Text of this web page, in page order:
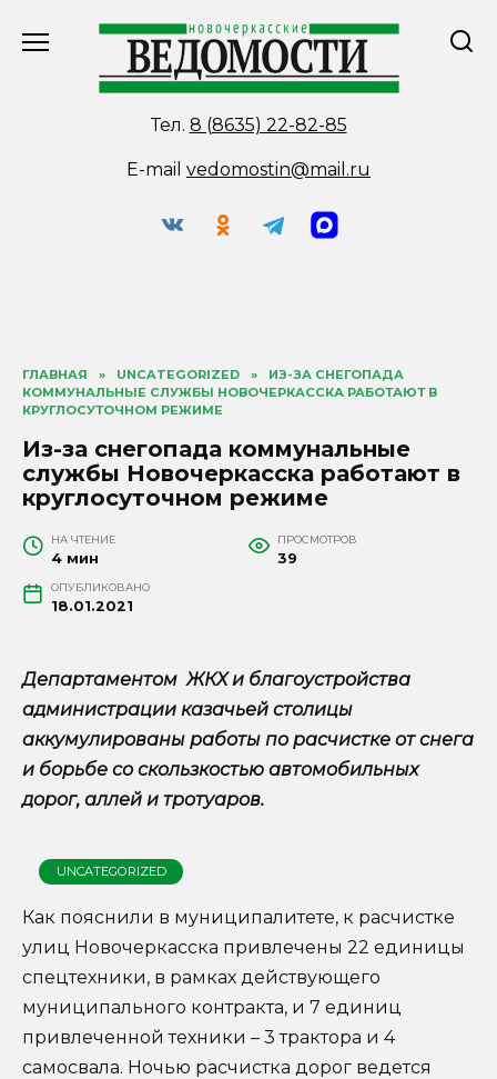
Тел. 8 (8635) 22-82-85
E-mail vedomostin@mail.ru
ГЛАВНАЯ » UNCATEGORIZED »
ИЗ-ЗА СНЕГОПАДА
КОММУНАЛЬНЫЕ СЛУЖБЫ НОВОЧЕРКАССКА РАБОТАЮТ В
КРУГЛОСУТОЧНОМ РЕЖИМЕ
Из-за снегопада коммунальные
службы Новочеркасска работают в
круглосуточном режиме
НА ЧТЕНИЕ
4 мин
ПРОСМОТРОВ
39
ОПУБЛИКОВАНО
18.01.2021
Департаментом ЖКХ и благоустройства
администрации казачьей столицы
аккумулированы работы по расчистке от снега
и борьбе со скользкостью автомобильных
дорог, аллей и тротуаров.
UNCATEGORIZED
Как пояснили в муниципалитете, к расчистке
улиц Новочеркасска привлечены 22 единицы
спецтехники, в рамках действующего
муниципального контракта, и 7 единиц
привлеченной техники – 3 трактора и 4
самосвала. Ночью расчистка дорог ведется